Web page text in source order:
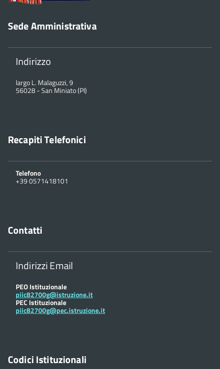
Sede Amministrativa
Indirizzo
largo L. Malaguzzi, 9
56028-San Miniato (PI)
Recapiti Telefonici
Telefono
+39 0571418101
Contatti
Indirizzi Email
PEO Istituzionale
piic82700g@istruzione.it
PEC Istituzionale
piic82700g@pec.istruzione.it
Codici Istituzionali